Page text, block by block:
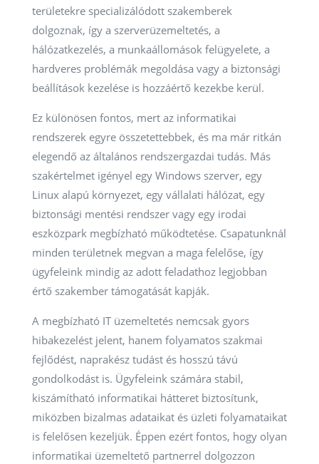
területekre specializálódott szakemberek
dolgoznak, így a szerverüzemeltetés, a
hálózatkezelés, a munkaállomások felügyelete, a
hardveres problémák megoldása vagy a biztonsági
beállítások kezelése is hozzáértő kezekbe kerül.
Ez különösen fontos, mert az informatikai
rendszerek egyre összetettebbek, és ma már ritkán
elegendő az általános rendszergazdai tudás. Más
szakértelmet igényel egy Windows szerver, egy
Linux alapú környezet, egy vállalati hálózat, egy
biztonsági mentési rendszer vagy egy irodai
eszközpark megbízható működtetése. Csapatunknál
minden területnek megvan a maga felelőse, így
ügyfeleink mindig az adott feladathoz legjobban
értő szakember támogatását kapják.
A megbízható IT üzemeltetés nemcsak gyors
hibakezelést jelent, hanem folyamatos szakmai
fejlődést, naprakész tudást és hosszú távú
gondolkodást is. Ügyfeleink számára stabil,
kiszámítható informatikai hátteret biztosítunk,
miközben bizalmas adataikat és üzleti folyamataikat
is felelősen kezeljük. Éppen ezért fontos, hogy olyan
informatikai üzemeltető partnerrel dolgozzon